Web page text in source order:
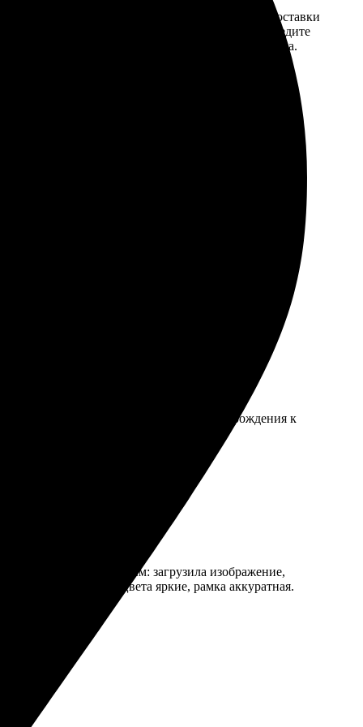
Введите адрес и выберите способ доставки
заказа. Если у вас есть промокод, введите
его в специальное поле для промокода.
два дня. Объяснили, что так бывает, я понимаю.
за пару часов, и я успела на день рождения к
оказался простым: загрузила изображение,
отличное, цвета яркие, рамка аккуратная.